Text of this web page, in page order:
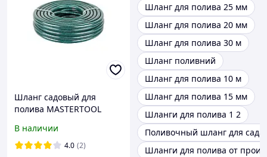
Шланг садовый для
полива MASTERTOOL
зеленый 92-1018
В наличии
4.0 (2)
Шланг для полива 25 мм
Шланг для полива 20 мм
Шланг для полива 30 м
Шланг поливний
Шланг для полива 10 м
Шланг для полива 15 мм
Шланги для полива 1 2
Поливочный шланг для сада
Шланги для полива от